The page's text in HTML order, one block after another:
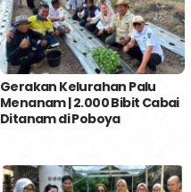
Gerakan Kelurahan Palu
Menanam | 2.000 Bibit Cabai
Ditanam di Poboya